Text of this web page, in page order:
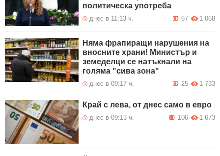
политическа употреба
днес в 11:13 ч. 1 068
67
Няма фрапиращи нарушения на
вносните храни! Министър и
земеделци се натъкнали на
голяма "сива зона"
днес в 09:17 ч. 1 733
25
Край с лева, от днес само в евро
днес в 09:13 ч. 1 673
106